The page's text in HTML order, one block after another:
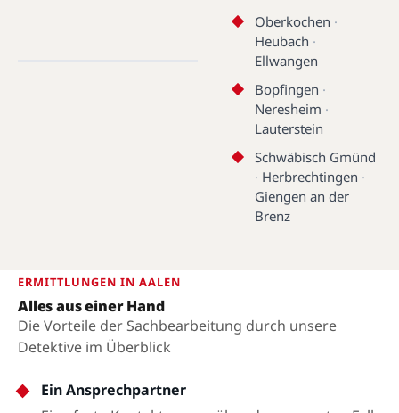
Oberkochen ·
Heubach ·
Ellwangen
Bopfingen ·
Neresheim ·
Lauterstein
Schwäbisch Gmünd
· Herbrechtingen ·
Giengen an der
Brenz
ERMITTLUNGEN IN AALEN
Alles aus einer Hand
Die Vorteile der Sachbearbeitung durch unsere
Detektive im Überblick
Ein Ansprechpartner